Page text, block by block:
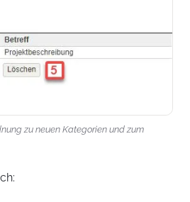
zu neuen Kategorien und zum